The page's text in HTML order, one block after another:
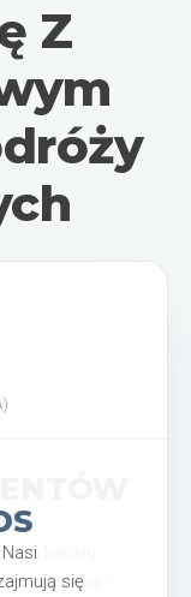
Z
się